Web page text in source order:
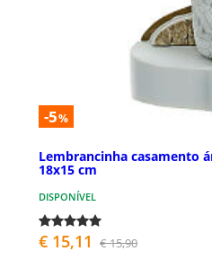
-5%
Lembrancinha casamento
18x15 cm
DISPONÍVEL
€ 15,11 € 15,90